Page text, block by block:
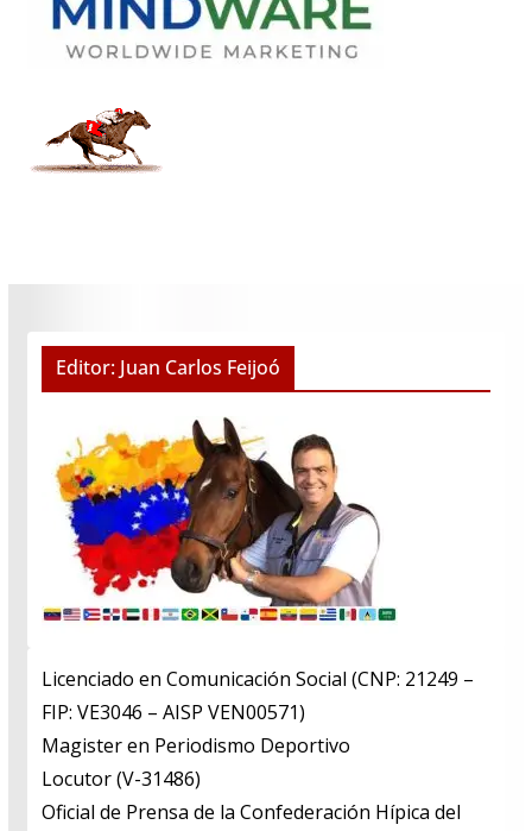
Editor: Juan Carlos Feijoó
Licenciado en Comunicación Social (CNP: 21249 –
FIP: VE3046 – AISP VEN00571)
​Magister en Periodismo Deportivo
​Locutor (V-31486)
​Oficial de Prensa de la Confederación Hípica del